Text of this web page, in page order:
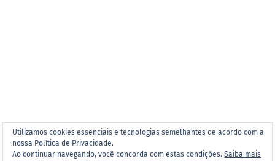
Utilizamos cookies essenciais e tecnologias semelhantes de acordo com a
nossa Política de Privacidade.
Ao continuar navegando, você concorda com estas condições.Saiba mais